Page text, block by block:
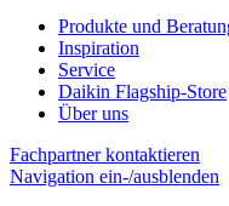
Produkte und
Inspiration
Service
Daikin Flagship-Store
Über uns
Fachpartner kontaktieren
Navigation ein-/ausblenden